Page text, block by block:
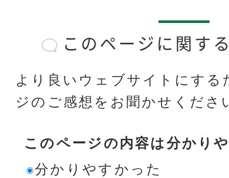
このページに関す
より良いウェブサイトにする
ジのご感想をお聞かせくださ
このページの内容は分かり
分かりやすかった